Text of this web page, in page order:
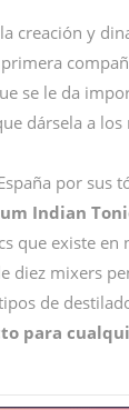
creación y
primera
se le da
dársela a
por sus
Indian
que existe en
diez mixers
de
para